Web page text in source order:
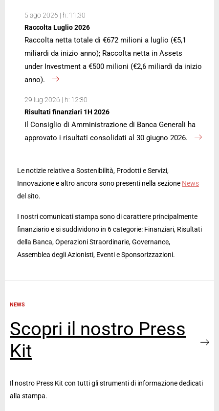
5 ago 2026 | h: 11:30
Raccolta Luglio 2026
Raccolta netta totale di €672 milioni a luglio (€5,1
miliardi da inizio anno); Raccolta netta in Assets
under Investment a €500 milioni (€2,6 miliardi da inizio
anno).
29 lug 2026 | h: 12:30
Risultati finanziari 1H 2026
Il Consiglio di Amministrazione di Banca Generali ha
approvato i risultati consolidati al 30 giugno 2026.
Le notizie relative a Sostenibilità, Prodotti e Servizi,
Innovazione e altro ancora sono presenti nella sezione News
del sito.
I nostri comunicati stampa sono di carattere principalmente
finanziario e si suddividono in 6 categorie: Finanziari, Risultati
della Banca, Operazioni Straordinarie, Governance,
Assemblea degli Azionisti, Eventi e Sponsorizzazioni.
NEWS
Scopri il nostro Press
Kit
Il nostro Press Kit con tutti gli strumenti di informazione dedicati
alla stampa.